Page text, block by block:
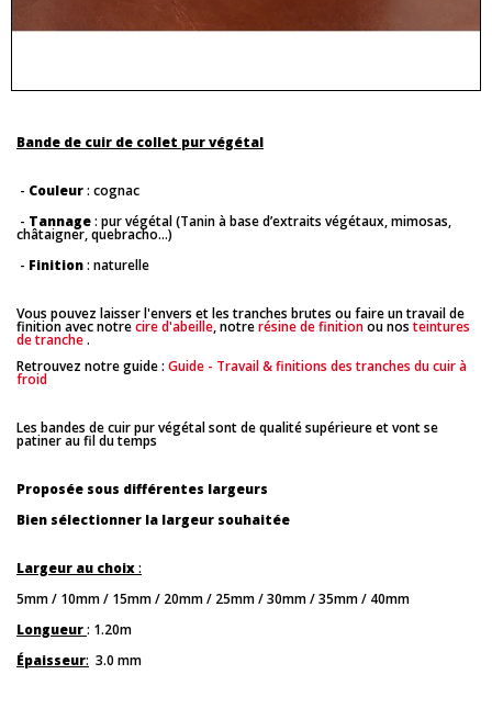
Bande de cuir de collet pur végétal
- Couleur: cognac
- Tannage: pur végétal (Tanin à base d’extraits végétaux, mimosas,
châtaigner, quebracho...)
- Finition: naturelle
Vous pouvez laisser l'envers et les tranches brutes ou faire un travail de
finition avec notrecire d'abeille, notrerésine de finitionou nosteintures
de tranche.
Retrouvez notre guide : Guide - Travail & finitions des tranches du cuir à
froid
Les bandes de cuir pur végétal sont de qualité supérieure et vont se
patiner au fil du temps
Proposée sous différentes largeurs
Bien sélectionner la largeur souhaitée
Largeur au choix:
5mm / 10mm / 15mm / 20mm / 25mm / 30mm / 35mm / 40mm
Longueur: 1.20m
Épaisseur: 3.0 mm